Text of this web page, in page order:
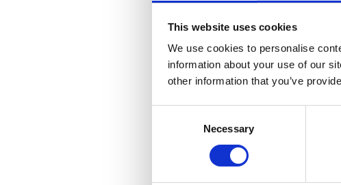
This website uses cookies
We use cookies to personalise
information about your use of our
other information that you’ve
Necessary